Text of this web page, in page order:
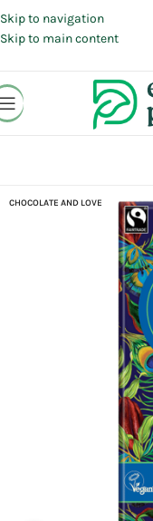
Skip to navigation
Skip to main content
CHOCOLATE AND LOVE